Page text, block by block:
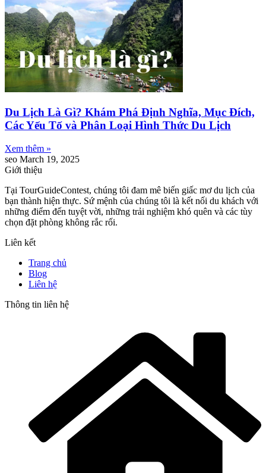
Du Lịch Là Gì? Khám Phá Định Nghĩa, Mục Đích,
Các Yếu Tố và Phân Loại Hình Thức Du Lịch
Xem thêm »
seo March 19, 2025
Giới thiệu
Tại TourGuideContest, chúng tôi đam mê biến giấc mơ du lịch của
bạn thành hiện thực. Sứ mệnh của chúng tôi là kết nối du khách với
những điểm đến tuyệt vời, những trải nghiệm khó quên và các tùy
chọn đặt phòng không rắc rối.
Liên kết
Trang chủ
Blog
Liên hệ
Thông tin liên hệ